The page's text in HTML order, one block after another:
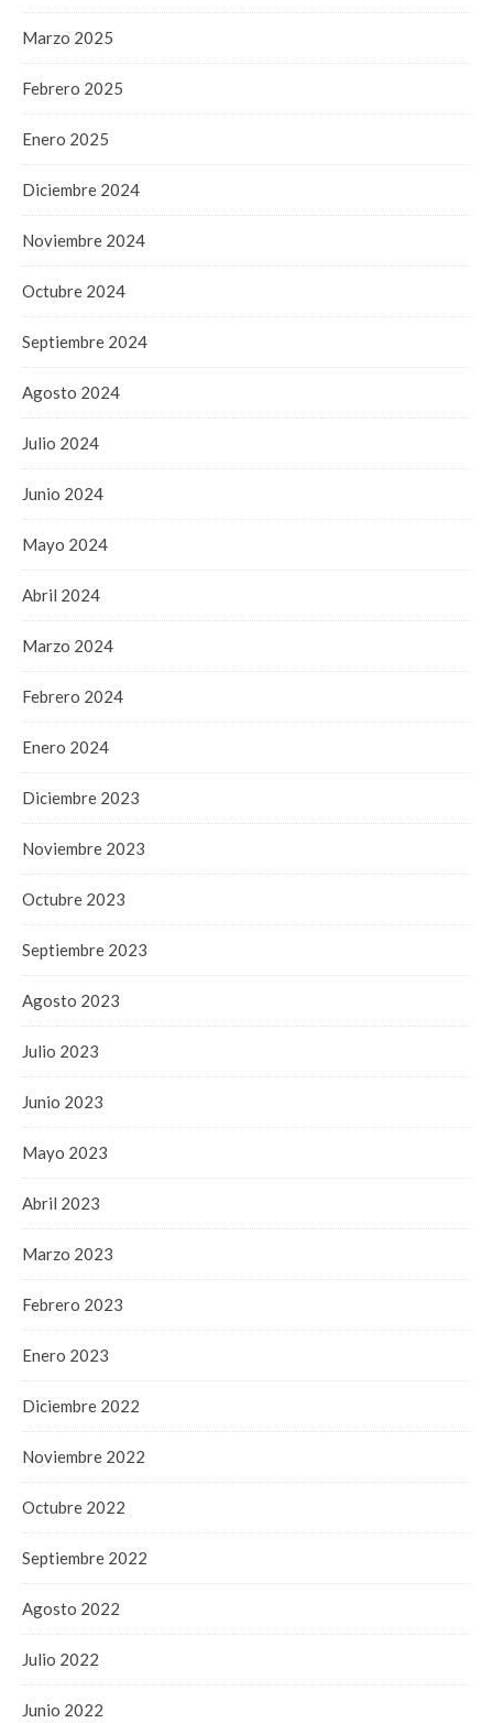
Marzo 2025
Febrero 2025
Enero 2025
Diciembre 2024
Noviembre 2024
Octubre 2024
Septiembre 2024
Agosto 2024
Julio 2024
Junio 2024
Mayo 2024
Abril 2024
Marzo 2024
Febrero 2024
Enero 2024
Diciembre 2023
Noviembre 2023
Octubre 2023
Septiembre 2023
Agosto 2023
Julio 2023
Junio 2023
Mayo 2023
Abril 2023
Marzo 2023
Febrero 2023
Enero 2023
Diciembre 2022
Noviembre 2022
Octubre 2022
Septiembre 2022
Agosto 2022
Julio 2022
Junio 2022